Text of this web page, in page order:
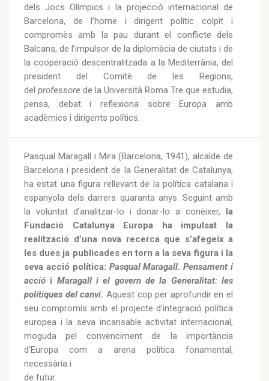
dels Jocs Olímpics i la projecció internacional de
Barcelona, de l’home i dirigent polític colpit i
compromès amb la pau durant el conflicte dels
Balcans, de l’impulsor de la diplomàcia de ciutats i de
la cooperació descentralitzada a la Mediterrània, del
president del Comitè de les Regions,
del professore de la Università Roma Tre que estudia,
pensa, debat i reflexiona sobre Europa amb
acadèmics i dirigents polítics.
Pasqual Maragall i Mira (Barcelona, 1941), alcalde de
Barcelona i president de la Generalitat de Catalunya,
ha estat una figura rellevant de la política catalana i
espanyola dels darrers quaranta anys. Seguint amb
la voluntat d’analitzar-lo i donar-lo a conèixer, la
Fundació Catalunya Europa ha impulsat la
realització d’una nova recerca que s’afegeix a
les dues ja publicades en torn a la seva figura i la
seva acció política: Pasqual Maragall. Pensament i
acció i Maragall i el govern de la Generalitat: les
polítiques del canvi. Aquest cop per aprofundir en el
seu compromís amb el projecte d’integració política
europea i la seva incansable activitat internacional,
moguda pel convenciment de la importància
d’Europa com a arena política fonamental,
necessària i
de futur.